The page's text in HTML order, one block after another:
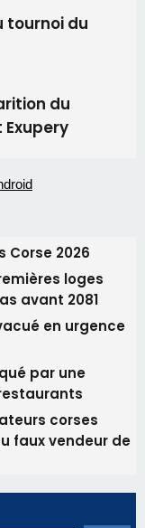
2026
avant 2081
en urgence
faux vendeur de
recevez par
une sélection de